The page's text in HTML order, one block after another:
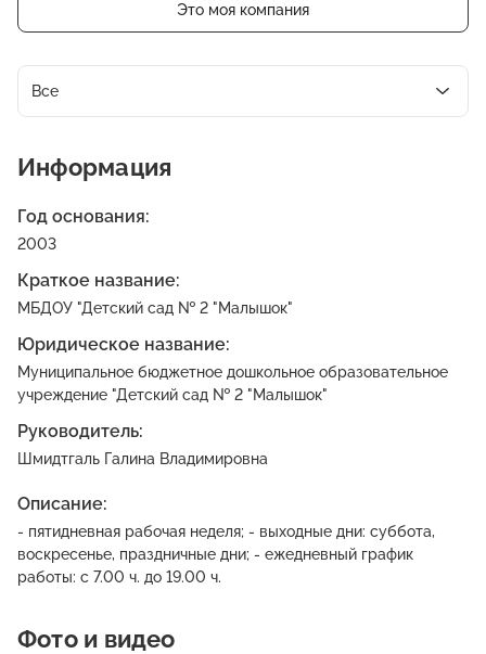
Это моя компания
Все
Информация
Год основания:
2003
Краткое название:
МБДОУ "Детский сад № 2 "Малышок"
Юридическое название:
Муниципальное бюджетное дошкольное образовательное
учреждение "Детский сад № 2 "Малышок"
Руководитель:
Шмидтгаль Галина Владимировна
Описание:
- пятидневная рабочая неделя; - выходные дни: суббота,
воскресенье, праздничные дни; - ежедневный график
работы: с 7.00 ч. до 19.00 ч.
Фото и видео